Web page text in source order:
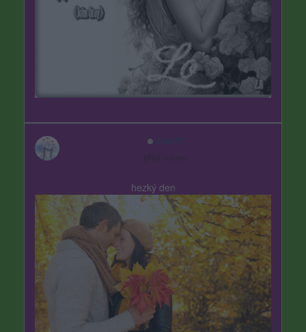
JozefV
hezký den